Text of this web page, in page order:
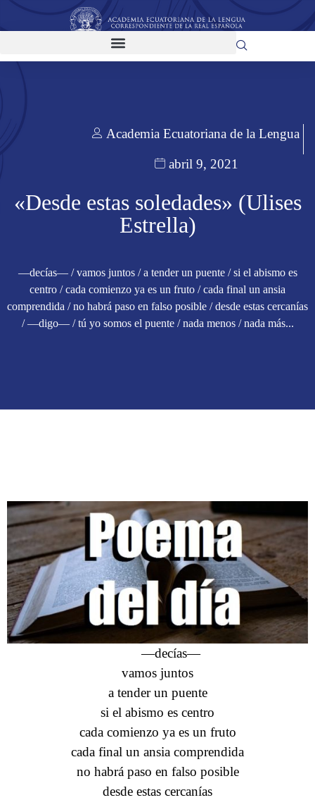
Academia Ecuatoriana de la Lengua
abril 9, 2021
«Desde estas soledades» (Ulises
Estrella)
—decías— / vamos juntos / a tender un puente / si el abismo es
centro / cada comienzo ya es un fruto / cada final un ansia
comprendida / no habrá paso en falso posible / desde estas cercanías
/ —digo— / tú yo somos el puente / nada menos / nada más...
—decías—
vamos juntos
a tender un puente
si el abismo es centro
cada comienzo ya es un fruto
cada final un ansia comprendida
no habrá paso en falso posible
desde estas cercanías